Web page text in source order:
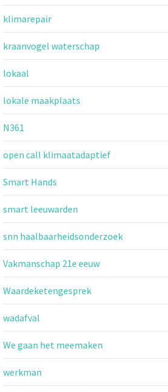
klimarepair
kraanvogel waterschap
lokaal
lokale maakplaats
N361
open call klimaatadaptief
Smart Hands
smart leeuwarden
snn haalbaarheidsonderzoek
Vakmanschap 21e eeuw
Waardeketengesprek
wadafval
We gaan het meemaken
werkman